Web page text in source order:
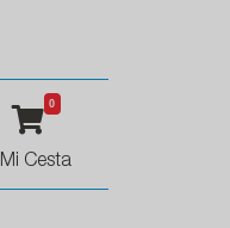
0
Mi Cesta